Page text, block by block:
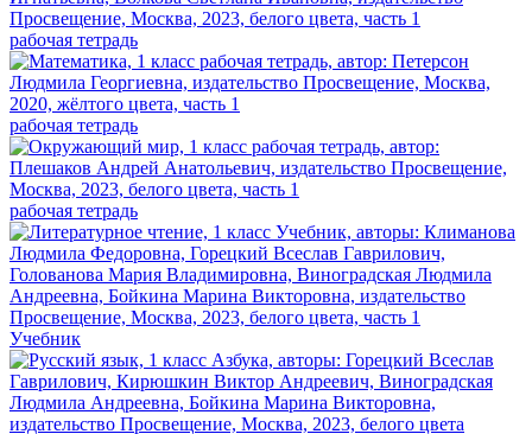
рабочая тетрадь
рабочая тетрадь
рабочая тетрадь
Учебник